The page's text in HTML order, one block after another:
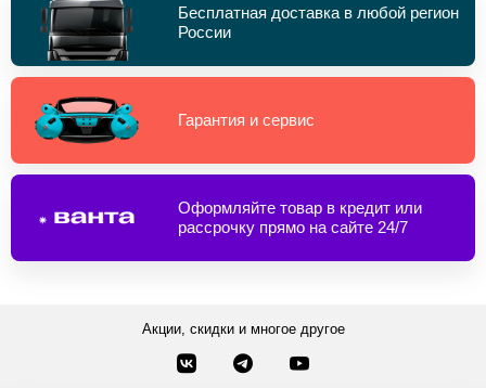
Бесплатная доставка в любой регион
России
Гарантия и сервис
Оформляйте товар в кредит или
рассрочку прямо на сайте 24/7
Акции, скидки и многое другое